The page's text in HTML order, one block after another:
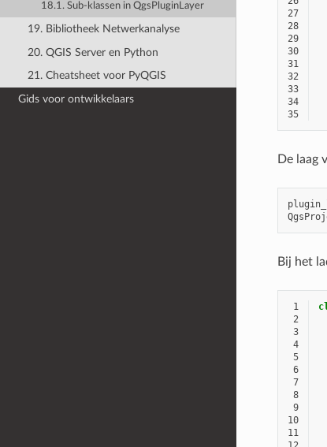
18.1. Sub-klassen in QgsPluginLayer
19. Bibliotheek Netwerkanalyse
20. QGIS Server en Python
21. Cheatsheet voor PyQGIS
Gids voor ontwikkelaars
27
28
29
30
31
32
33
34
35
De laag
Bij het
1
2
3
4
5
6
7
8
9
10
11